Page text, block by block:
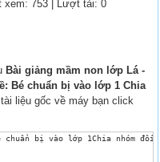
xem: 753 | Lượt tải: 0
Bài giảng mầm non lớp Lá -
Bé chuẩn bị vào lớp 1 Chia
liệu gốc về máy bạn click
bị vào lớp 1Chia nhóm đối